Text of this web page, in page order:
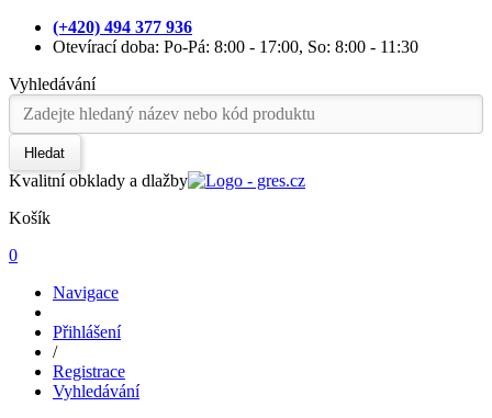
(+420) 494 377 936
Otevírací doba: Po-Pá: 8:00 - 17:00, So: 8:00 - 11:30
Vyhledávání
Hledat
Kvalitní obklady a dlažby
Košík
0
Navigace
Přihlášení
/
Registrace
Vyhledávání